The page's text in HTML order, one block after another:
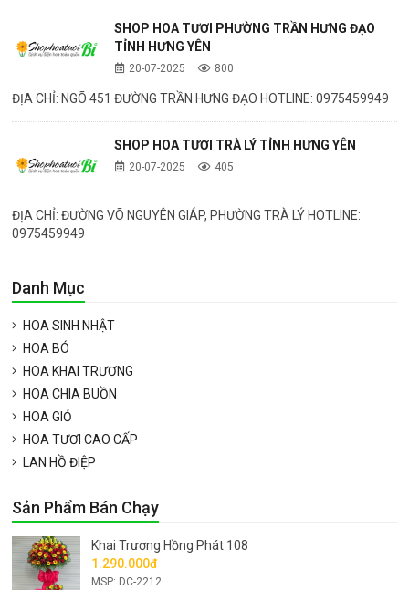
SHOP HOA TƯƠI PHƯỜNG TRẦN HƯNG ĐẠO
TỈNH HƯNG YÊN
20-07-2025 800
ĐỊA CHỈ: NGÕ 451 ĐƯỜNG TRẦN HƯNG ĐẠO HOTLINE: 0975459949
SHOP HOA TƯƠI TRÀ LÝ TỈNH HƯNG YÊN
20-07-2025 405
ĐỊA CHỈ: ĐƯỜNG VÕ NGUYÊN GIÁP, PHƯỜNG TRÀ LÝ HOTLINE:
0975459949
Danh Mục
HOA SINH NHẬT
HOA BÓ
HOA KHAI TRƯƠNG
HOA CHIA BUỒN
HOA GIỎ
HOA TƯƠI CAO CẤP
LAN HỒ ĐIỆP
Sản Phẩm Bán Chạy
Khai Trương Hồng Phát 108
1.290.000đ
MSP: DC-2212